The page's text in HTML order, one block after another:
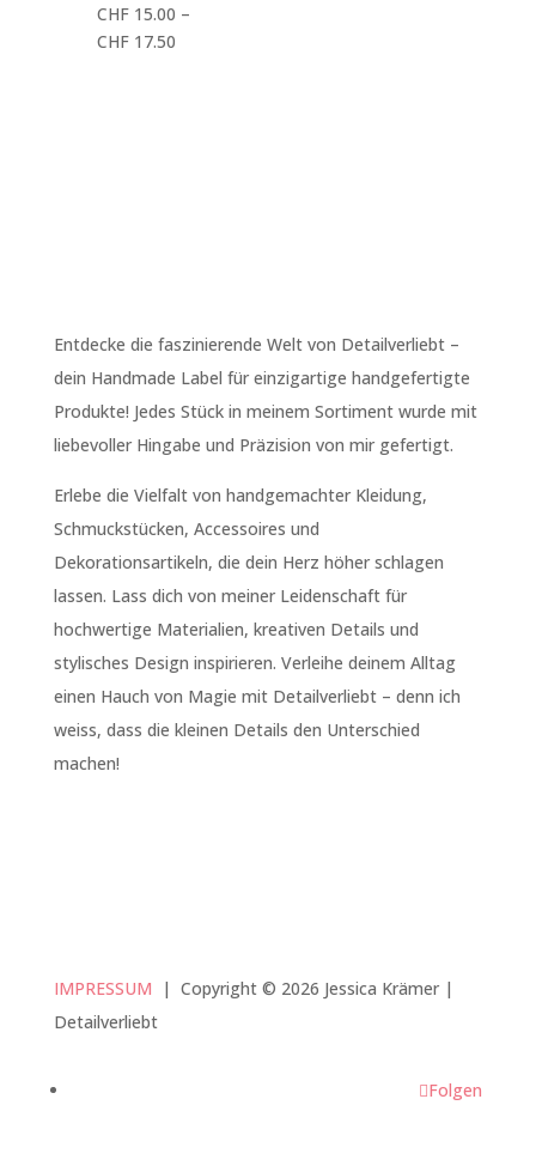
CHF15.00 –
CHF17.50Preisspanne:
Entdecke die faszinierende Welt von Detailverliebt –
dein Handmade Label für einzigartige handgefertigte
Produkte! Jedes Stück in meinem Sortiment wurde mit
liebevoller Hingabe und Präzision von mir gefertigt.
Erlebe die Vielfalt von handgemachter Kleidung,
Schmuckstücken, Accessoires und
Dekorationsartikeln, die dein Herz höher schlagen
lassen. Lass dich von meiner Leidenschaft für
hochwertige Materialien, kreativen Details und
stylisches Design inspirieren. Verleihe deinem Alltag
einen Hauch von Magie mit Detailverliebt – denn ich
weiss, dass die kleinen Details den Unterschied
machen!
IMPRESSUM | Copyright © 2026 Jessica Krämer |
Detailverliebt
Folgen